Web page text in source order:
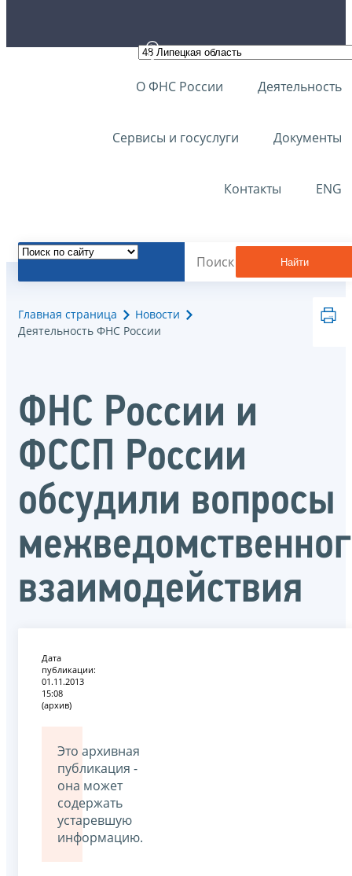
О ФНС России Деятельность
Сервисы и госуслуги Документы
Контакты ENG
Найти
Главная страница
Новости
Деятельность ФНС России
ФНС России и
ФССП России
обсудили вопросы
взаимодействия
Дата
публикации:
01.11.2013
15:08
(архив)
Это архивная
публикация -
она может
содержать
устаревшую
информацию.